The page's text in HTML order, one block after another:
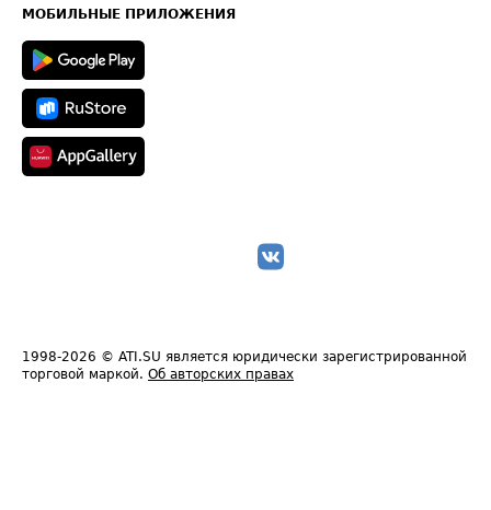
Техническая информация
МОБИЛЬНЫЕ ПРИЛОЖЕНИЯ
1998-2026 © ATI.SU является юридически зарегистрированной
торговой маркой. Об авторских правах